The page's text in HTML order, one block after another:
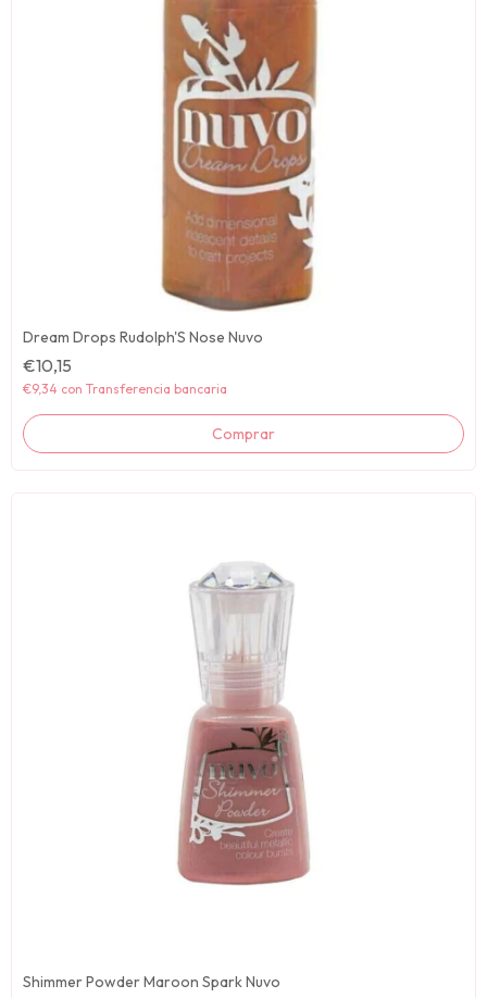
Dream Drops Rudolph'S Nose Nuvo
€10,15
€9,34 con Transferencia bancaria
Shimmer Powder Maroon Spark Nuvo